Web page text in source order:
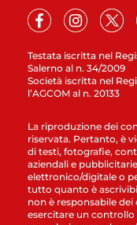
Testata iscritta nel
Salerno al n. 34/2009
Società iscritta nel
l’AGCOM al n. 20133
La riproduzione dei
riservata. Pertanto, è
di testi, fotografie,
aziendali e
elettronico/digitale o
tutto quanto è
non è responsabile
esercitare un